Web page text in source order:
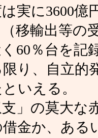
は実に3600
移輸出等の
く60％台を
り、自立的
いえる。
」の莫大な
金か、ある